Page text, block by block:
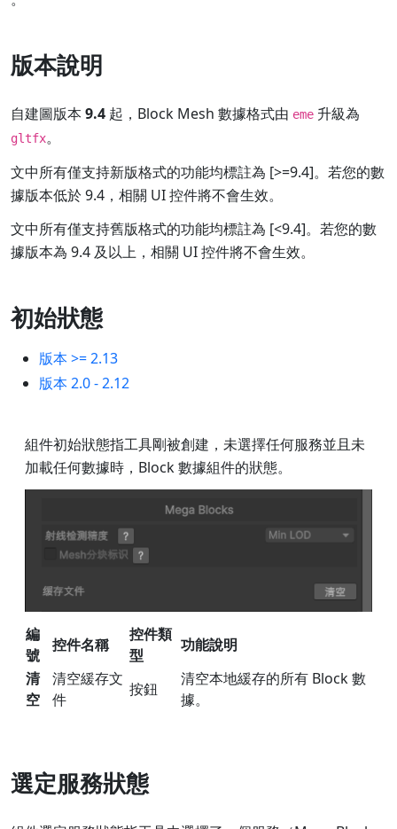
版本說明
自建圖版本 9.4 起，Block Mesh 數據格式由 eme 升級為
gltfx。
文中所有僅支持新版格式的功能均標註為 [>=9.4]。若您的數
據版本低於 9.4，相關 UI 控件將不會生效。
文中所有僅支持舊版格式的功能均標註為 [<9.4]。若您的數
據版本為 9.4 及以上，相關 UI 控件將不會生效。
初始狀態
版本 >= 2.13
版本 2.0 - 2.12
組件初始狀態指工具剛被創建，未選擇任何服務並且未
加載任何數據時，Block 數據組件的狀態。
編
號
控件名稱
控件類
型
功能說明
清
空
清空緩存文
件
按鈕
清空本地緩存的所有 Block 數
據。
選定服務狀態